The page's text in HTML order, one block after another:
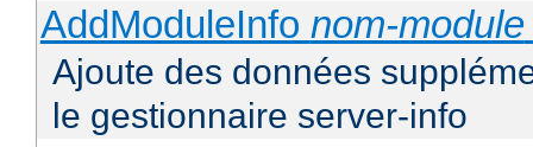
AddModuleInfo nom-module
Ajoute des données
le gestionnaire server-info